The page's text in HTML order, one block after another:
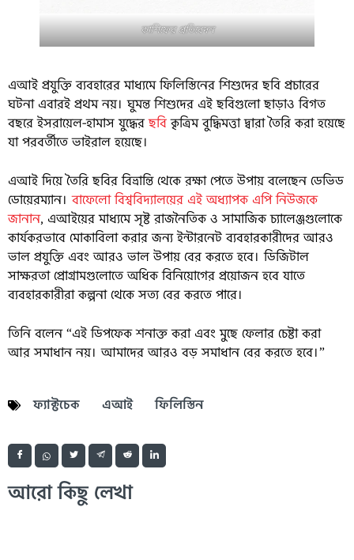
কাশিফের প্রতিবেদন
এআই প্রযুক্তি ব্যবহারের মাধ্যমে ফিলিস্তিনের শিশুদের ছবি প্রচারের
ঘটনা এবারই প্রথম নয়। ঘুমন্ত শিশুদের এই ছবিগুলো ছাড়াও বিগত
বছরে ইসরায়েল-হামাস যুদ্ধেরছবিকৃত্রিম বুদ্ধিমত্তা দ্বারা তৈরি করা হয়েছে
যা পরবর্তীতে ভাইরাল হয়েছে।
এআই দিয়ে তৈরি ছবির বিভ্রান্তি থেকে রক্ষা পেতে উপায় বলেছেন ডেভিড
ডোয়েরম্যান।বাফেলো বিশ্ববিদ্যালয়ের এই অধ্যাপক এপি নিউজকে
জানান, এআইয়ের মাধ্যমে সৃষ্ট রাজনৈতিক ও সামাজিক চ্যালেঞ্জগুলোকে
কার্যকরভাবে মোকাবিলা করার জন্য ইন্টারনেট ব্যবহারকারীদের আরও
ভাল প্রযুক্তি এবং আরও ভাল উপায় বের করতে হবে। ডিজিটাল
সাক্ষরতা প্রোগ্রামগুলোতে অধিক বিনিয়োগের প্রয়োজন হবে যাতে
ব্যবহারকারীরা কল্পনা থেকে সত্য বের করতে পারে।
তিনি বলেন “এই ডিপফেক শনাক্ত করা এবং মুছে ফেলার চেষ্টা করা
আর সমাধান নয়। আমাদের আরও বড় সমাধান বের করতে হবে।”
ফ্যাক্টচেক এআই ফিলিস্তিন
আরো কিছু লেখা